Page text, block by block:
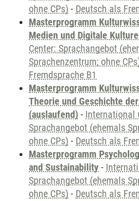
ohne CPs) - Deutsch als
Masterprogramm
Medien und Digitale
Center: Sprachangebot
Sprachenzentrum; ohne
Fremdsprache B1
Masterprogramm
Theorie und Geschichte
(auslaufend) - International
Sprachangebot (ehemals
ohne CPs) - Deutsch als
Masterprogramm
and Sustainability -
Sprachangebot (ehemals
ohne CPs) - Deutsch als